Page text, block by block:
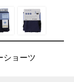
ショーツ